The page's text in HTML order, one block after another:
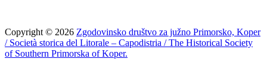
Copyright © 2026 Zgodovinsko društvo za južno Primorsko, Koper
/ Società storica del Litorale – Capodistria / The Historical Society
of Southern Primorska of Koper.